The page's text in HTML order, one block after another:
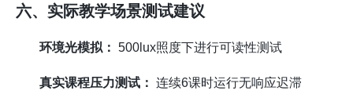
六、实际教学场景测试建议
环境光模拟： 500lux照度下进行可读性测试
真实课程压力测试： 连续6课时运行无响应迟滞